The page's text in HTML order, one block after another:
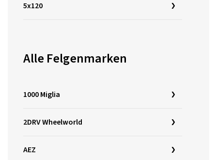
5x120
Alle Felgenmarken
1000 Miglia
2DRV Wheelworld
AEZ